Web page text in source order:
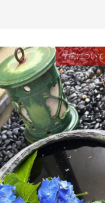
学院について